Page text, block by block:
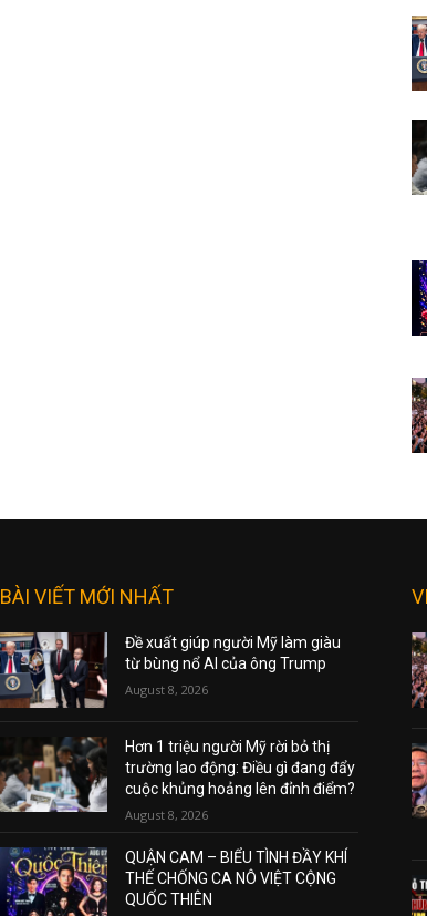
BÀI VIẾT MỚI NHẤT
Đề xuất giúp người Mỹ làm giàu
từ bùng nổ AI của ông Trump
August 8, 2026
Hơn 1 triệu người Mỹ rời bỏ thị
trường lao động: Điều gì đang đẩy
cuộc khủng hoảng lên đỉnh điểm?
August 8, 2026
QUẬN CAM – BIỂU TÌNH ĐẦY KHÍ
THẾ CHỐNG CA NÔ VIỆT CỘNG
QUỐC THIÊN